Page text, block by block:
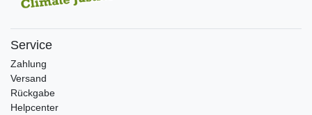
Service
Zahlung
Versand
Rückgabe
Helpcenter